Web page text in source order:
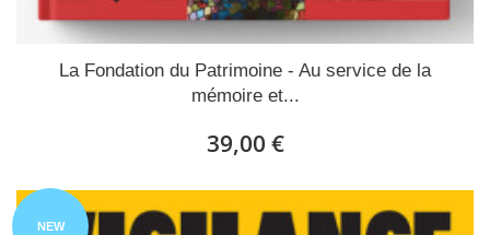
La Fondation du Patrimoine - Au service de la
mémoire et...
39,00 €
NEW